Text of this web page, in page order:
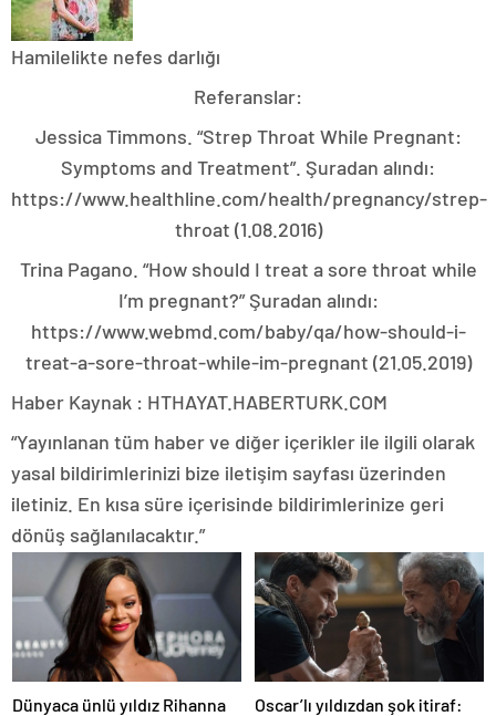
Hamilelikte nefes darlığı
Referanslar:
Jessica Timmons. “Strep Throat While Pregnant:
Symptoms and Treatment”. Şuradan alındı:
https://www.healthline.com/health/pregnancy/strep-
throat (1.08.2016)
Trina Pagano. “How should I treat a sore throat while
I’m pregnant?” Şuradan alındı:
https://www.webmd.com/baby/qa/how-should-i-
treat-a-sore-throat-while-im-pregnant (21.05.2019)
Haber Kaynak : HTHAYAT.HABERTURK.COM
“Yayınlanan tüm haber ve diğer içerikler ile ilgili olarak
yasal bildirimlerinizi bize iletişim sayfası üzerinden
iletiniz. En kısa süre içerisinde bildirimlerinize geri
dönüş sağlanılacaktır.”
Dünyaca ünlü yıldız Rihanna
Oscar’lı yıldızdan şok itiraf: